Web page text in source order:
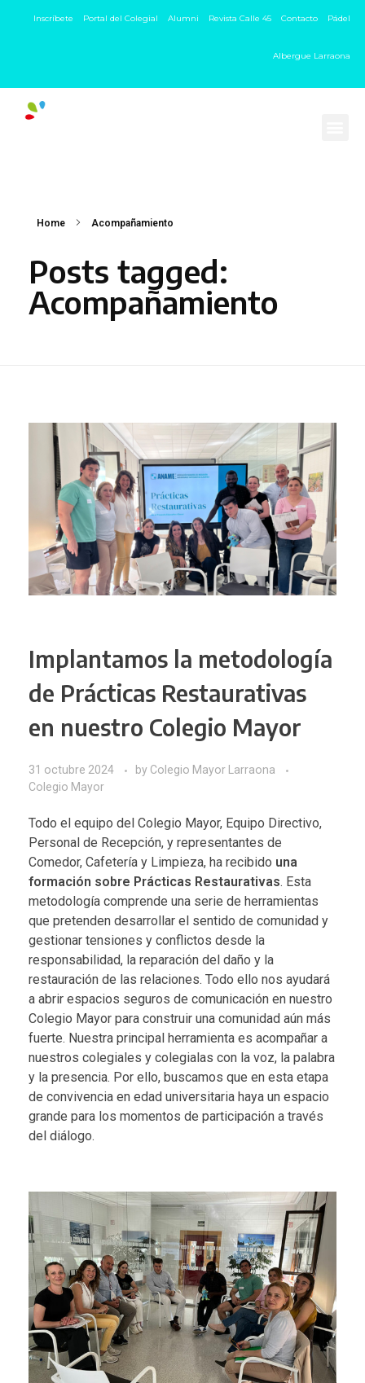
Inscríbete Portal del Colegial Alumni Revista Calle 45 Contacto Pádel
Albergue Larraona
Home Acompañamiento
Posts tagged:
Acompañamiento
Implantamos la metodología
de Prácticas Restaurativas
en nuestro Colegio Mayor
31 octubre 2024 by Colegio Mayor Larraona
Colegio Mayor
Todo el equipo del Colegio Mayor, Equipo Directivo,
Personal de Recepción, y representantes de
Comedor, Cafetería y Limpieza, ha recibido una
formación sobre Prácticas Restaurativas. Esta
metodología comprende una serie de herramientas
que pretenden desarrollar el sentido de comunidad y
gestionar tensiones y conflictos desde la
responsabilidad, la reparación del daño y la
restauración de las relaciones. Todo ello nos ayudará
a abrir espacios seguros de comunicación en nuestro
Colegio Mayor para construir una comunidad aún más
fuerte. Nuestra principal herramienta es acompañar a
nuestros colegiales y colegialas con la voz, la palabra
y la presencia. Por ello, buscamos que en esta etapa
de convivencia en edad universitaria haya un espacio
grande para los momentos de participación a través
del diálogo.